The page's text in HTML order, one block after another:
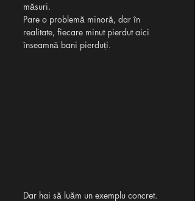
măsuri.
Pare o problemă minoră, dar în
realitate, fiecare minut pierdut aici
înseamnă bani pierduți.
Dar hai să luăm un exemplu concret.